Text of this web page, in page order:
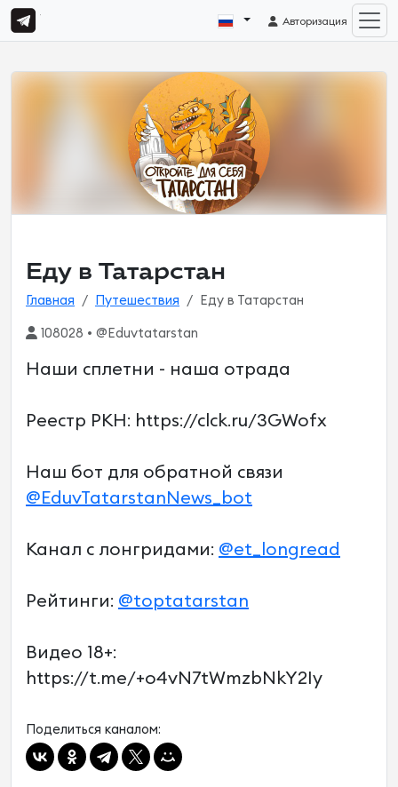
Авторизация
Еду в Татарстан
Главная Путешествия Еду в Татарстан
108028 • @Eduvtatarstan
Наши сплетни - наша отрада
Реестр РКН: https://clck.ru/3GWofx
Наш бот для обратной связи
@EduvTatarstanNews_bot
Канал с лонгридами: @et_longread
Рейтинги: @toptatarstan
Видео 18+:
https://t.me/+o4vN7tWmzbNkY2Iy
Поделиться каналом: